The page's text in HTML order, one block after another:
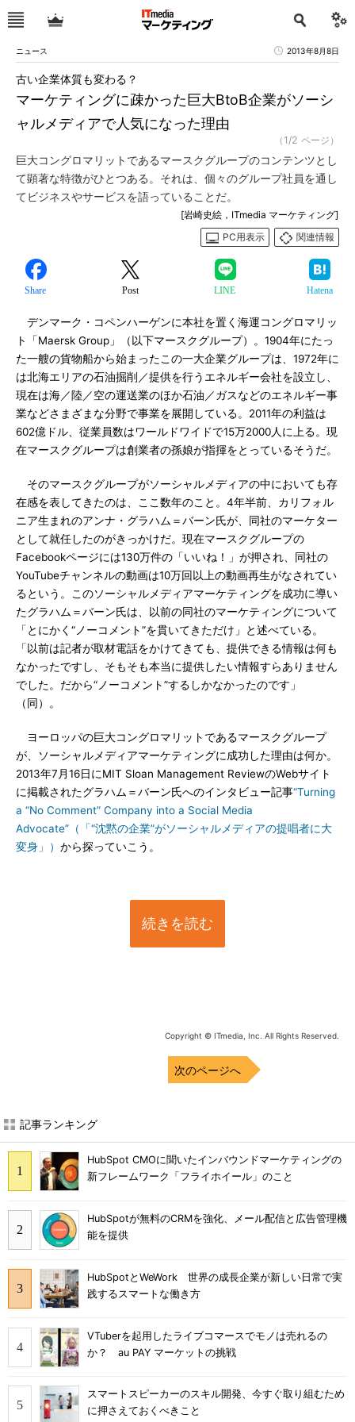
ニュース 2013年8月8日
マーケティングに疎かった巨大BtoB企業がソーシ
ャルメディアで人気になった理由
古い企業体質も変わる？
（1/2 ページ）
巨大コングロマリットであるマースクグループのコンテンツとし
て顕著な特徴がひとつある。それは、個々のグループ社員を通し
てビジネスやサービスを語っていることだ。
[岩崎史絵，ITmedia マーケティング]
PC用表示
関連情報
Share Post LINE Hatena
デンマーク・コペンハーゲンに本社を置く海運コングロマリッ
ト「Maersk Group」（以下マースクグループ）。1904年にたっ
た一艘の貨物船から始まったこの一大企業グループは、1972年に
は北海エリアの石油掘削／提供を行うエネルギー会社を設立し、
現在は海／陸／空の運送業のほか石油／ガスなどのエネルギー事
業などさまざまな分野で事業を展開している。2011年の利益は
602億ドル、従業員数はワールドワイドで15万2000人に上る。現
在マースクグループは創業者の孫娘が指揮をとっているそうだ。
そのマースクグループがソーシャルメディアの中においても存
在感を表してきたのは、ここ数年のこと。4年半前、カリフォル
ニア生まれのアンナ・グラハム＝バーン氏が、同社のマーケター
として就任したのがきっかけだ。現在マースクグループの
Facebookページには130万件の「いいね！」が押され、同社の
YouTubeチャンネルの動画は10万回以上の動画再生がなされてい
るという。このソーシャルメディアマーケティングを成功に導い
たグラハム＝バーン氏は、以前の同社のマーケティングについて
「とにかく“ノーコメント”を貫いてきただけ」と述べている。
「以前は記者が取材電話をかけてきても、提供できる情報は何も
なかったですし、そもそも本当に提供したい情報すらありません
でした。だから“ノーコメント”するしかなかったのです」
（同）。
ヨーロッパの巨大コングロマリットであるマースクグループ
が、ソーシャルメディアマーケティングに成功した理由は何か。
2013年7月16日にMIT Sloan Management ReviewのWebサイト
に掲載されたグラハム＝バーン氏へのインタビュー記事“Turning
a “No Comment” Company into a Social Media
Advocate”（「“沈黙の企業”がソーシャルメディアの提唱者に大
変身」） から探っていこう。
続きを読む
Copyright © ITmedia, Inc. All Rights Reserved.
次のページへ
記事ランキング
HubSpot CMOに聞いたインバウンドマーケティングの
新フレームワーク「フライホイール」のこと
HubSpotが無料のCRMを強化、メール配信と広告管理機
能を提供
HubSpotとWeWork 世界の成長企業が新しい日常で実
践するスマートな働き方
VTuberを起用したライブコマースでモノは売れるの
か？ au PAY マーケットの挑戦
スマートスピーカーのスキル開発、今すぐ取り組むため
に押さえておくべきこと